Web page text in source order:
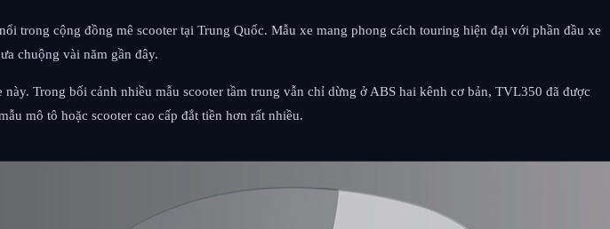
trong cộng đồng mê scooter tại Trung Quốc. Mẫu xe mang phong cách touring hiện đại với phần đầu xe
chuộng vài năm gần đây.
Trong bối cảnh nhiều mẫu scooter tầm trung vẫn chỉ dừng ở ABS hai kênh cơ bản, TVL350 đã được
mô tô hoặc scooter cao cấp đắt tiền hơn rất nhiều.